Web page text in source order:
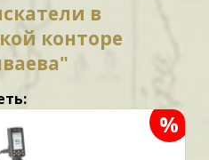
в
конторе
%